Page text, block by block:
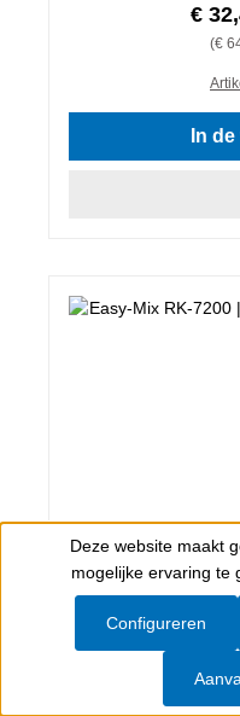
€
(€
In
50 ml,
Easy-
Show toolbar
Deze website maakt
mogelijke ervaring te
Configureren